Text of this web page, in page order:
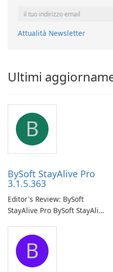
Attualità Newsletter
Ultimi
B
BySoft StayAlive Pro
3.1.5.363
Editor's Review: BySoft
StayAlive Pro BySoft StayAlive
application designed to
ensure the continuous and
uninterrupted operation of
your computer system.
B